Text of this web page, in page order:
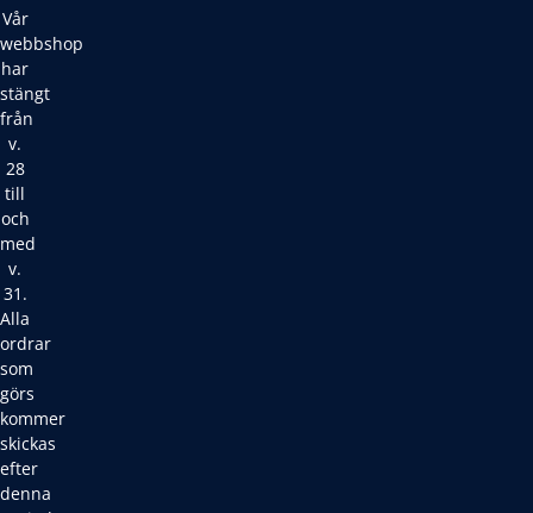
Vår
webbshop
har
stängt
från
v.
28
till
och
med
v.
31.
Alla
ordrar
som
görs
kommer
skickas
efter
denna